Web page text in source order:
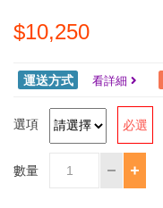
$10,250
運送方式 看詳細
選項 必選
數量